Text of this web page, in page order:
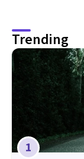
Trending
1